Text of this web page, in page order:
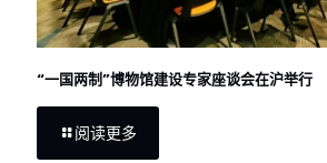
“一国两制”博物馆建设专家座谈会在沪举行
阅读更多